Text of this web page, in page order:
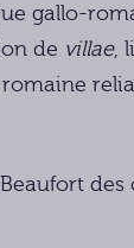
gallo-
de villae,
des